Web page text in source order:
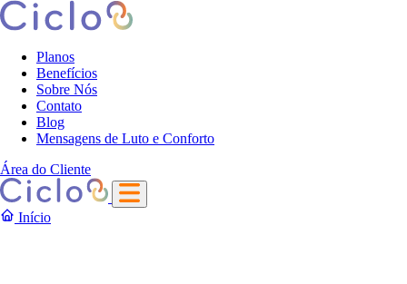
Planos
Benefícios
Sobre Nós
Contato
Blog
Mensagens de Luto e Conforto
Área do Cliente
Início